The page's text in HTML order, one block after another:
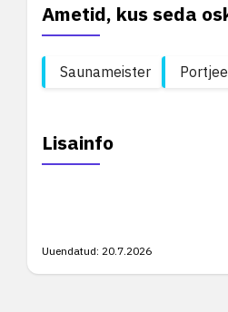
Ametid, kus seda
Saunameister Portjee
Lisainfo
Uuendatud: 20.7.2026